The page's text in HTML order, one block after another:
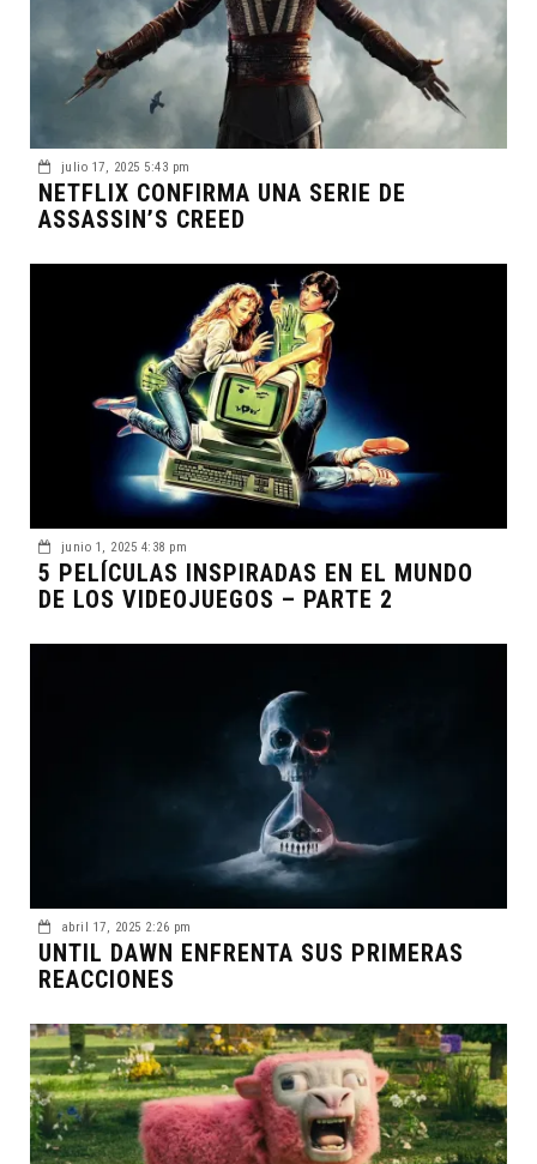
julio 17, 2025 5:43 pm
NETFLIX CONFIRMA UNA SERIE DE
ASSASSIN’S CREED
junio 1, 2025 4:38 pm
5 PELÍCULAS INSPIRADAS EN EL MUNDO
DE LOS VIDEOJUEGOS – PARTE 2
abril 17, 2025 2:26 pm
UNTIL DAWN ENFRENTA SUS PRIMERAS
REACCIONES